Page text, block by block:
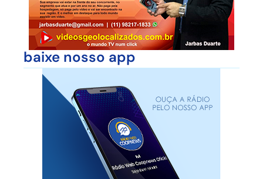
baixe nosso app